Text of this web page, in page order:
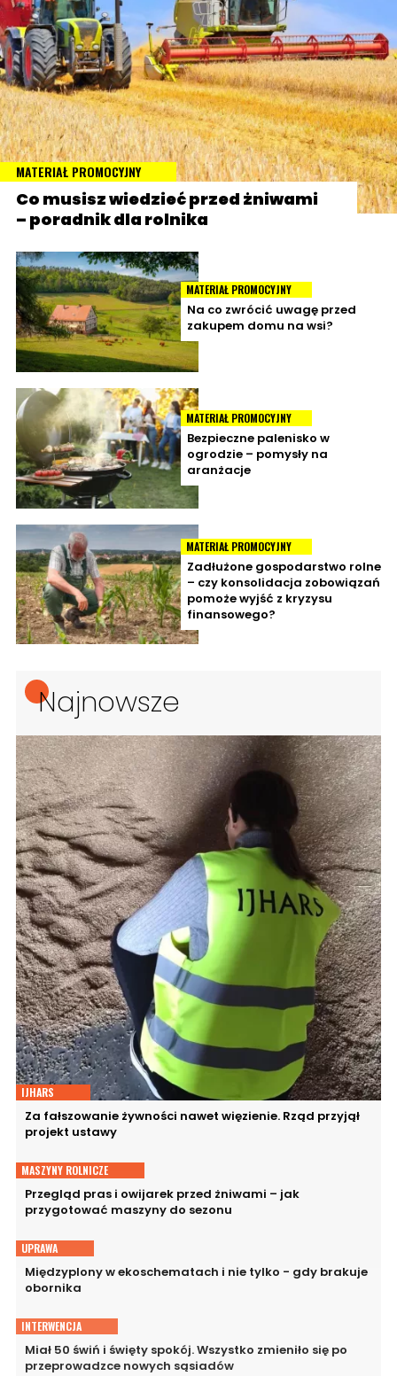
MATERIAŁ PROMOCYJNY
Co musisz wiedzieć przed żniwami
– poradnik dla rolnika
MATERIAŁ PROMOCYJNY
Na co zwrócić uwagę przed
zakupem domu na wsi?
MATERIAŁ PROMOCYJNY
Bezpieczne palenisko w
ogrodzie – pomysły na
aranżacje
MATERIAŁ PROMOCYJNY
Zadłużone gospodarstwo rolne
– czy konsolidacja zobowiązań
pomoże wyjść z kryzysu
finansowego?
Najnowsze
IJHARS
Za fałszowanie żywności nawet więzienie. Rząd przyjął
projekt ustawy
MASZYNY ROLNICZE
Przegląd pras i owijarek przed żniwami – jak
przygotować maszyny do sezonu
UPRAWA
Międzyplony w ekoschematach i nie tylko - gdy brakuje
obornika
INTERWENCJA
Miał 50 świń i święty spokój. Wszystko zmieniło się po
przeprowadzce nowych sąsiadów